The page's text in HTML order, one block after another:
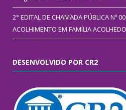
2° EDITAL DE CHAMADA PÚBLICA Nº
ACOLHIMENTO EM FAMÍLIA
DESENVOLVIDO POR CR2